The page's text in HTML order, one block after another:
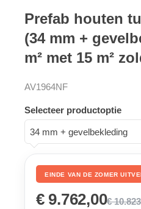
Prefab houten
(34 mm +
m² met 15 m²
AV1964NF
Selecteer productoptie
34 mm + gevelbekleding
EINDE VAN DE ZOMER
€ 9.762,00€